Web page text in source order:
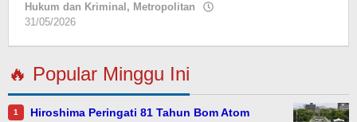
Hukum dan Kriminal , Metropolitan
31/05/2026
🔥 Popular Minggu Ini
1 Hiroshima Peringati 81 Tahun Bom Atom